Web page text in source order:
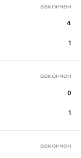
закончен
4
1
закончен
0
1
закончен